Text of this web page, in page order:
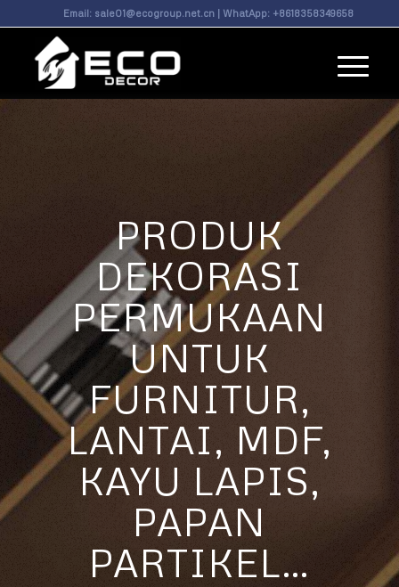
Email: sale01@ecogroup.net.cn| WhatApp: +8618358349658
PRODUK
DEKORASI
PERMUKAAN
UNTUK
FURNITUR,
LANTAI, MDF,
KAYU LAPIS,
PAPAN
PARTIKEL…